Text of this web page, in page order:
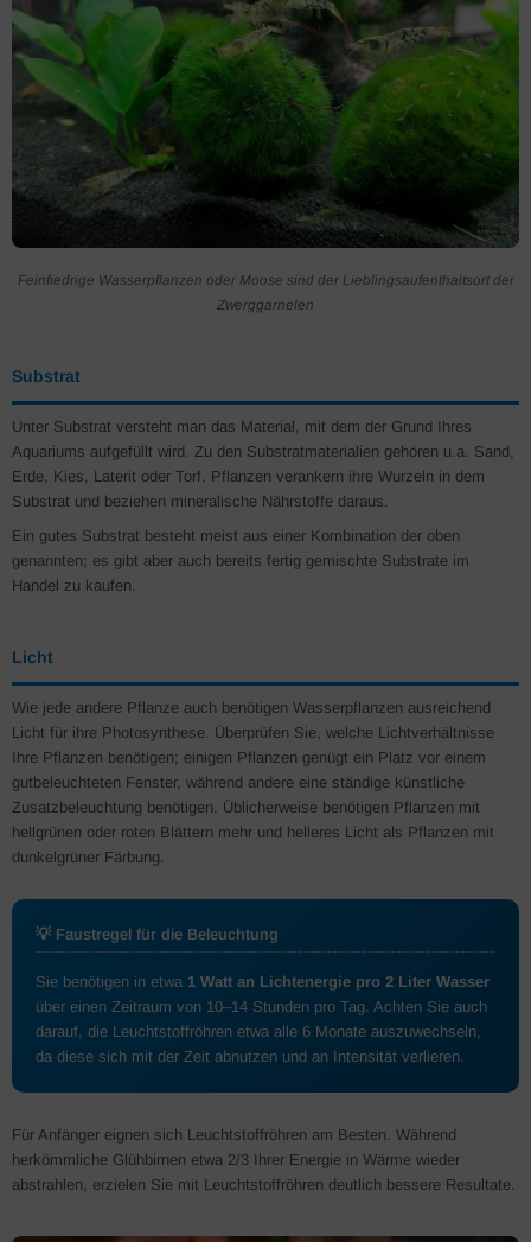
Feinfiedrige Wasserpflanzen oder Moose sind der Lieblingsaufenthaltsort der
Zwerggarnelen
Substrat
Unter Substrat versteht man das Material, mit dem der Grund Ihres
Aquariums aufgefüllt wird. Zu den Substratmaterialien gehören u.a. Sand,
Erde, Kies, Laterit oder Torf. Pflanzen verankern ihre Wurzeln in dem
Substrat und beziehen mineralische Nährstoffe daraus.
Ein gutes Substrat besteht meist aus einer Kombination der oben
genannten; es gibt aber auch bereits fertig gemischte Substrate im
Handel zu kaufen.
Licht
Wie jede andere Pflanze auch benötigen Wasserpflanzen ausreichend
Licht für ihre Photosynthese. Überprüfen Sie, welche Lichtverhältnisse
Ihre Pflanzen benötigen; einigen Pflanzen genügt ein Platz vor einem
gutbeleuchteten Fenster, während andere eine ständige künstliche
Zusatzbeleuchtung benötigen. Üblicherweise benötigen Pflanzen mit
hellgrünen oder roten Blättern mehr und helleres Licht als Pflanzen mit
dunkelgrüner Färbung.
💡 Faustregel für die Beleuchtung
Sie benötigen in etwa 1 Watt an Lichtenergie pro 2 Liter Wasser
über einen Zeitraum von 10–14 Stunden pro Tag. Achten Sie auch
darauf, die Leuchtstoffröhren etwa alle 6 Monate auszuwechseln,
da diese sich mit der Zeit abnutzen und an Intensität verlieren.
Für Anfänger eignen sich Leuchtstoffröhren am Besten. Während
herkömmliche Glühbirnen etwa 2/3 Ihrer Energie in Wärme wieder
abstrahlen, erzielen Sie mit Leuchtstoffröhren deutlich bessere Resultate.